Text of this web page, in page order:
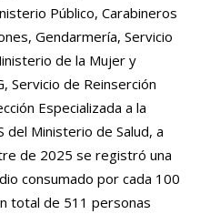
Público, Carabineros
Gendarmería, Servicio
de la Mujer y
Servicio de Reinserción
Especializada a la
del Ministerio de Salud, a
de 2025 se registró una
consumado por cada 100
total de 511 personas